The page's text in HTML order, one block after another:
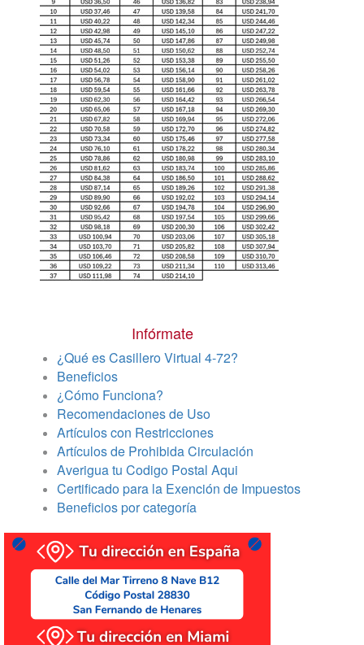
Infórmate
¿Qué es Casillero Virtual 4-72?
Beneficios
¿Cómo Funciona?
Recomendaciones de Uso
Artículos con Restricciones
Artículos de Prohibida Circulación
Averigua tu Codigo Postal Aqui
Certificado para la Exención de Impuestos
Beneficios por categoría